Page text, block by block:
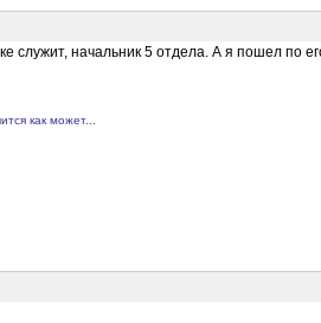
служит, начальник 5 отдела. А я пошел по
как может...